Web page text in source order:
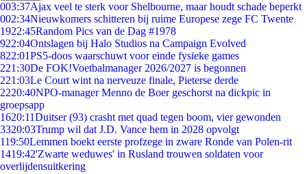
003:37Ajax veel te sterk voor Shelbourne, maar houdt schade beperkt
002:34Nieuwkomers schitteren bij ruime Europese zege FC Twente
1922:45Random Pics van de Dag #1978
922:04Ontslagen bij Halo Studios na Campaign Evolved
822:01PS5-doos waarschuwt voor einde fysieke games
221:30De FOK!Voetbalmanager 2026/2027 is begonnen
221:03Le Court wint na nerveuze finale, Pieterse derde
2220:40NPO-manager Menno de Boer geschorst na dickpic in
groepsapp
1620:11Duitser (93) crasht met quad tegen boom, vier gewonden
3320:03Trump wil dat J.D. Vance hem in 2028 opvolgt
119:50Lemmen boekt eerste profzege in zware Ronde van Polen-rit
1419:42'Zwarte weduwes' in Rusland trouwen soldaten voor
overlijdensuitkering